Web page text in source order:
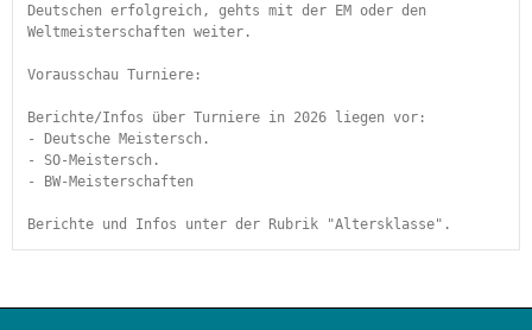
Deutschen erfolgreich, gehts mit der EM oder den
Weltmeisterschaften weiter.
Vorausschau Turniere:
Berichte/Infos über Turniere in 2026 liegen vor:
- Deutsche Meistersch.
- SO-Meistersch.
- BW-Meisterschaften
Berichte und Infos unter der Rubrik "Altersklasse".